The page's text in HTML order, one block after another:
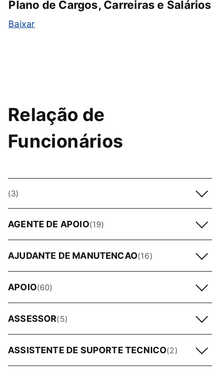
Plano de Cargos, Carreiras e Salários
Baixar
Relação de
Funcionários
(3)
AGENTE DE APOIO(19)
AJUDANTE DE MANUTENCAO(16)
APOIO(60)
ASSESSOR(5)
ASSISTENTE DE SUPORTE TECNICO(2)